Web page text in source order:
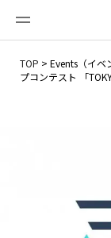
TOP > Events（イベ
プコンテスト 「